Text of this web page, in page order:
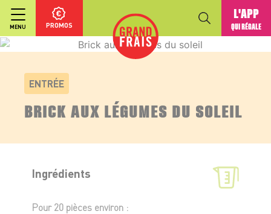
MENU PROMOS
L'APP
QUI RÉGALE
ENTRÉE
BRICK AUX LÉGUMES DU SOLEIL
Ingrédients
Pour 20 pièces environ :